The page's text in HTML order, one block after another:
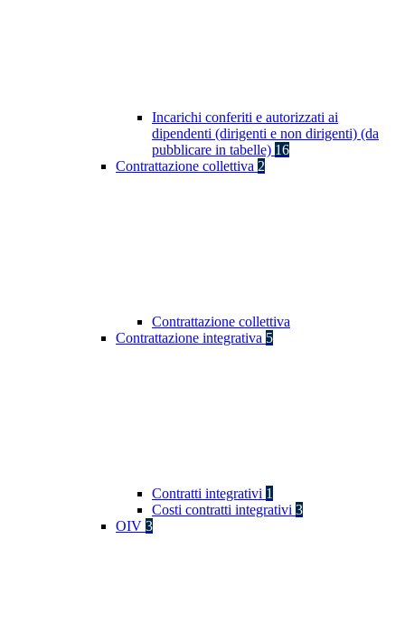
Incarichi conferiti e autorizzati ai
dipendenti (dirigenti e non dirigenti) (da
pubblicare in tabelle) 16
Contrattazione collettiva 2
Contrattazione collettiva
Contrattazione integrativa 5
Contratti integrativi 1
Costi contratti integrativi 3
OIV 3